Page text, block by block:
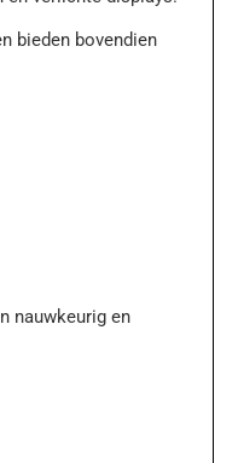
bieden bovendien
nauwkeurig en